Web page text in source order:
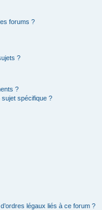
forums ?
?
?
sujet spécifique ?
légaux liés à ce forum ?